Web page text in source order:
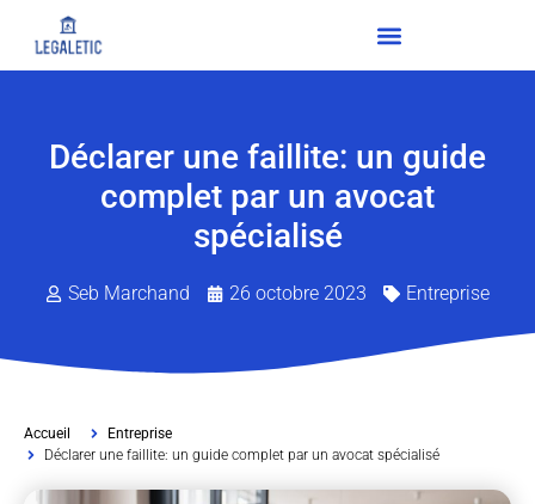
Déclarer une faillite: un guide
complet par un avocat
spécialisé
Seb Marchand 26 octobre 2023 Entreprise
Accueil
Entreprise
Déclarer une faillite: un guide complet par un avocat spécialisé